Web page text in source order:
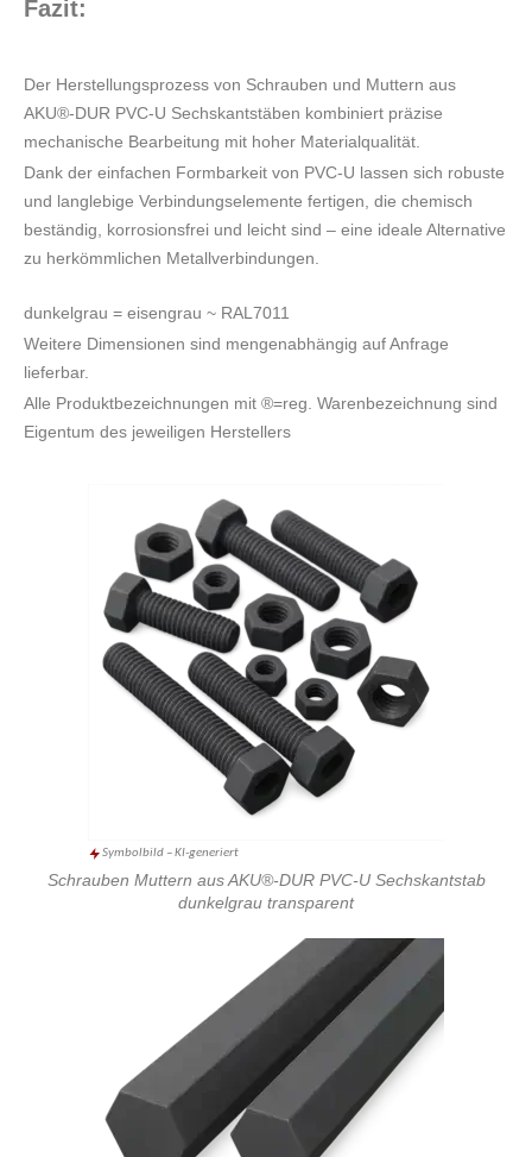
Fazit:
Der Herstellungsprozess von Schrauben und Muttern aus
AKU®-DUR PVC-U Sechskantstäben kombiniert präzise
mechanische Bearbeitung mit hoher Materialqualität.
Dank der einfachen Formbarkeit von PVC-U lassen sich robuste
und langlebige Verbindungselemente fertigen, die chemisch
beständig, korrosionsfrei und leicht sind – eine ideale Alternative
zu herkömmlichen Metallverbindungen.
dunkelgrau = eisengrau ~ RAL7011
Weitere Dimensionen sind mengenabhängig auf Anfrage
lieferbar.
Alle Produktbezeichnungen mit ®=reg. Warenbezeichnung sind
Eigentum des jeweiligen Herstellers
Symbolbild – KI-generiert
Schrauben Muttern aus AKU®-DUR PVC-U Sechskantstab
dunkelgrau transparent